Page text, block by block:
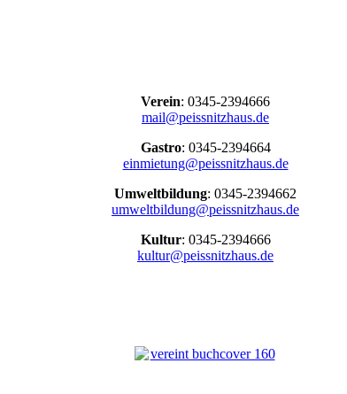
Verein: 0345-2394666
mail@peissnitzhaus.de
Gastro: 0345-2394664
einmietung@peissnitzhaus.de
Umweltbildung: 0345-2394662
umweltbildung@peissnitzhaus.de
Kultur: 0345-2394666
kultur@peissnitzhaus.de